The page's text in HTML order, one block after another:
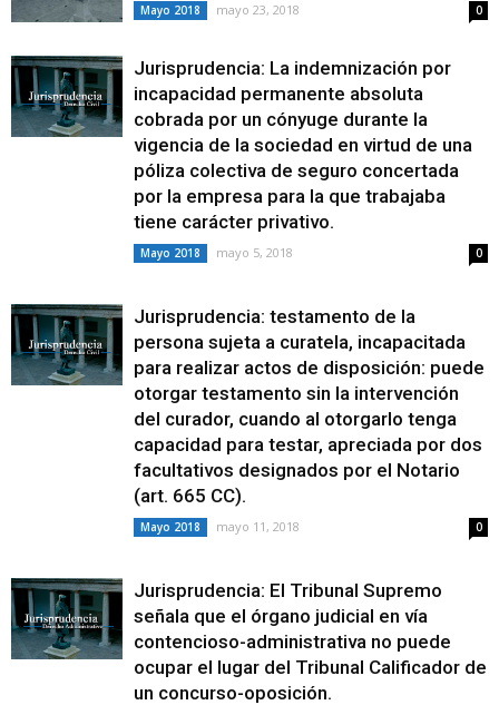
Mayo 2018 mayo 23, 2018 0
Jurisprudencia: La indemnización por
incapacidad permanente absoluta
cobrada por un cónyuge durante la
vigencia de la sociedad en virtud de una
póliza colectiva de seguro concertada
por la empresa para la que trabajaba
tiene carácter privativo.
Mayo 2018 mayo 5, 2018 0
Jurisprudencia: testamento de la
persona sujeta a curatela, incapacitada
para realizar actos de disposición: puede
otorgar testamento sin la intervención
del curador, cuando al otorgarlo tenga
capacidad para testar, apreciada por dos
facultativos designados por el Notario
(art. 665 CC).
Mayo 2018 mayo 11, 2018 0
Jurisprudencia: El Tribunal Supremo
señala que el órgano judicial en vía
contencioso-administrativa no puede
ocupar el lugar del Tribunal Calificador de
un concurso-oposición.